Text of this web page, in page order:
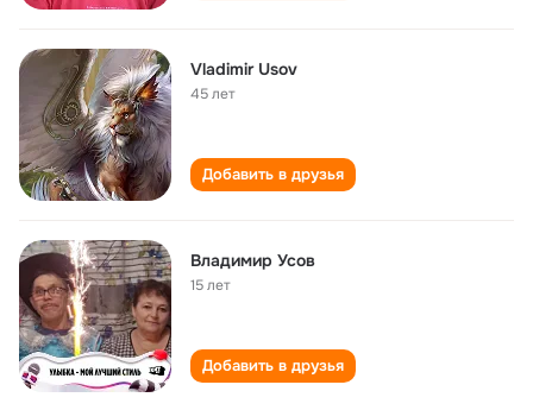
Vladimir Usov
45 лет
Добавить в друзья
Владимир Усов
15 лет
Добавить в друзья